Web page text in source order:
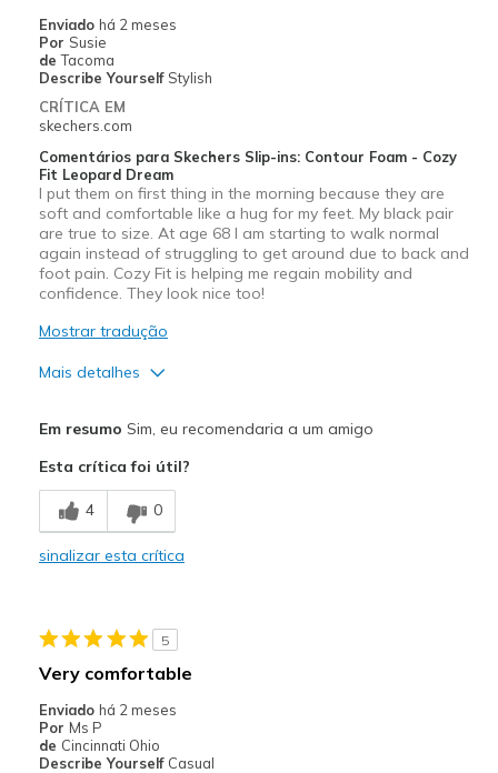
Width
Sizing
Feels true to size
Enviado há 2 meses
Por Susie
de Tacoma
Describe Yourself Stylish
CRÍTICA EM
skechers.com
Comentários para Skechers Slip-ins: Contour Foam - Cozy
Fit Leopard Dream
I put them on first thing in the morning because they are
soft and comfortable like a hug for my feet. My black pair
are true to size. At age 68 I am starting to walk normal
again instead of struggling to get around due to back and
foot pain. Cozy Fit is helping me regain mobility and
confidence. They look nice too!
Mostrar tradução
Mais detalhes
Comfortable
Durable
Casual Wear
Travel
Em resumo Sim, eu recomendaria a um amigo
Esta crítica foi útil?
4 0
sinalizar esta crítica
5
Very comfortable
Enviado há 2 meses
Por Ms P
de Cincinnati Ohio
Describe Yourself Casual